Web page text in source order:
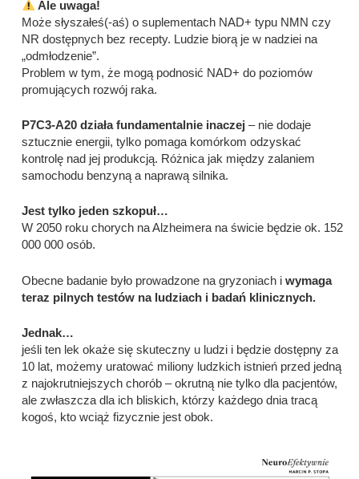
Ale uwaga!
Może słyszałeś(-aś) o suplementach NAD+ typu NMN czy
NR dostępnych bez recepty. Ludzie biorą je w nadziei na
„odmłodzenie”.
Problem w tym, że mogą podnosić NAD+ do poziomów
promujących rozwój raka.
P7C3-A20 działa fundamentalnie inaczej – nie dodaje
sztucznie energii, tylko pomaga komórkom odzyskać
kontrolę nad jej produkcją. Różnica jak między zalaniem
samochodu benzyną a naprawą silnika.
Jest tylko jeden szkopuł…
W 2050 roku chorych na Alzheimera na świcie będzie ok. 152
000 000 osób.
Obecne badanie było prowadzone na gryzoniach iwymaga
teraz pilnych testów na ludziach i badań klinicznych.
Jednak…
jeśli ten lek okaże się skuteczny u ludzi i będzie dostępny za
10 lat, możemy uratować miliony ludzkich istnień przed jedną
z najokrutniejszych chorób – okrutną nie tylko dla pacjentów,
ale zwłaszcza dla ich bliskich, którzy każdego dnia tracą
kogoś, kto wciąż fizycznie jest obok.